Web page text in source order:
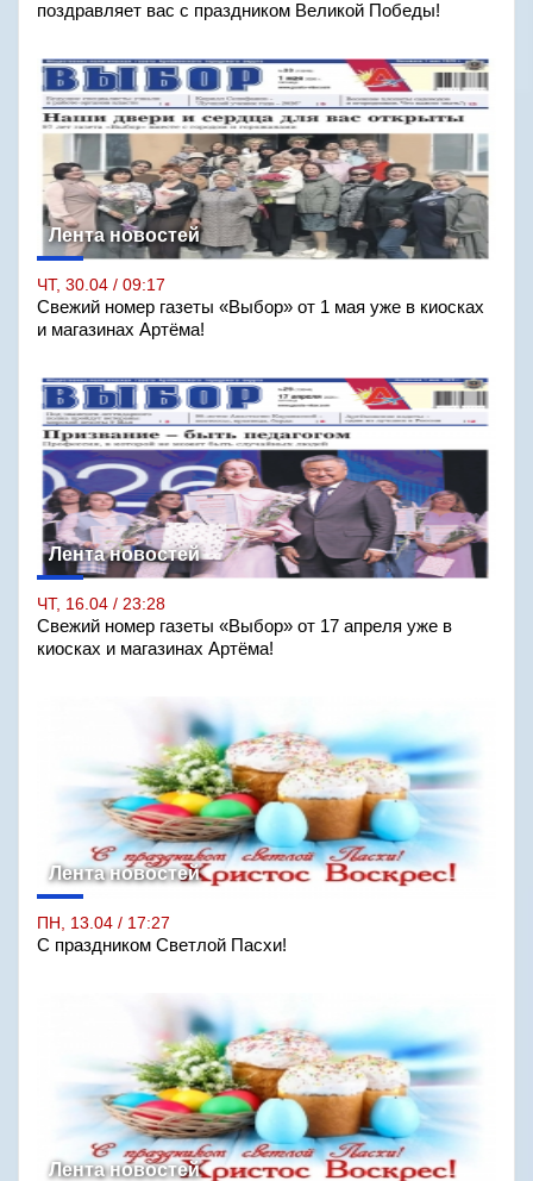
поздравляет вас с праздником Великой Победы!
Лента новостей
ЧТ, 30.04 / 09:17
Свежий номер газеты «Выбор» от 1 мая уже в киосках
и магазинах Артёма!
Лента новостей
ЧТ, 16.04 / 23:28
Свежий номер газеты «Выбор» от 17 апреля уже в
киосках и магазинах Артёма!
Лента новостей
ПН, 13.04 / 17:27
С праздником Светлой Пасхи!
Лента новостей